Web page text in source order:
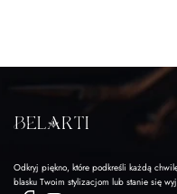
Odkryj piękno, które podkreśli każdą
blasku Twoim stylizacjom lub stanie się